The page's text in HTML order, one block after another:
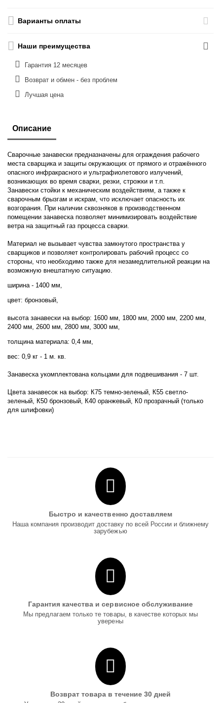
Варианты оплаты
Наши преимущества
Гарантия 12 месяцев
Возврат и обмен - без проблем
Лучшая цена
Описание
Сварочные занавески предназначены для ограждения рабочего
места сварщика и защиты окружающих от прямого и отражённого
опасного инфракрасного и ультрафиолетового излучений,
возникающих во время сварки, резки, строжки и т.п.
Занавески стойки к механическим воздействиям, а также к
сварочным брызгам и искрам, что исключает опасность их
возгорания. При наличии сквозняков в производственном
помещении занавеска позволяет минимизировать воздействие
ветра на защитный газ процесса сварки.
Материал не вызывает чувства замкнутого пространства у
сварщиков и позволяет контролировать рабочий процесс со
стороны, что необходимо также для незамедлительной реакции на
возможную внештатную ситуацию.
ширина - 1400 мм,
цвет: бронзовый,
высота занавески на выбор: 1600 мм, 1800 мм, 2000 мм, 2200 мм,
2400 мм, 2600 мм, 2800 мм, 3000 мм,
толщина материала: 0,4 мм,
вес: 0,9 кг - 1 м. кв.
Занавеска укомплектована кольцами для подвешивания - 7 шт.
Цвета занавесок на выбор: К75 темно-зеленый, К55 светло-
зеленый, К50 бронзовый, К40 оранжевый, К0 прозрачный (только
для шлифовки)
Быстро и качественно доставляем
Наша компания производит доставку по всей России и ближнему
зарубежью
Гарантия качества и сервисное обслуживание
Мы предлагаем только те товары, в качестве которых мы
уверены
Возврат товара в течение 30 дней